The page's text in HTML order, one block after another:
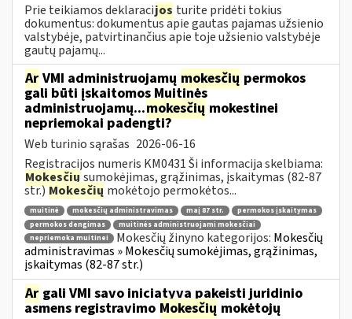
Prie teikiamos deklaracijos turite pridėti tokius
dokumentus: dokumentus apie gautas pajamas užsienio
valstybėje, patvirtinančius apie toje užsienio valstybėje
gautų pajamų...
Ar VMI administruojamų mokesčių permokos
gali būti įskaitomos Muitinės
administruojamų...mokesčių mokestinei
nepriemokai padengti?
Web turinio sąrašas 2026-06-16
Registracijos numeris KM0431 Ši informacija skelbiama:
Mokesčių sumokėjimas, grąžinimas, įskaitymas (82-87
str.)Mokesčių mokėtojo permokėtos...
muitinė mokesčių administravimas maį 87 str.
permokos įskaitymas
permokos dengimas
muitinės administruojami mokesčiai
nepriemoka muitinei
Mokesčių žinyno kategorijos: Mokesčių
administravimas » Mokesčių sumokėjimas, grąžinimas,
įskaitymas (82-87 str.)
Ar gali VMI savo iniciatyva pakeisti juridinio
asmens registravimo Mokesčių mokėtojų